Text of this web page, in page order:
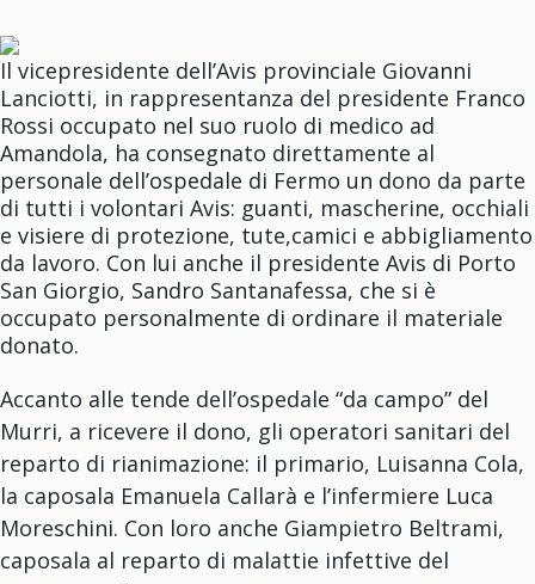
Il vicepresidente dell’Avis provinciale Giovanni
Lanciotti, in rappresentanza del presidente Franco
Rossi occupato nel suo ruolo di medico ad
Amandola, ha consegnato direttamente al
personale dell’ospedale di Fermo un dono da parte
di tutti i volontari Avis: guanti, mascherine, occhiali
e visiere di protezione, tute,camici e abbigliamento
da lavoro. Con lui anche il presidente Avis di Porto
San Giorgio, Sandro Santanafessa, che si è
occupato personalmente di ordinare il materiale
donato.
Accanto alle tende dell’ospedale “da campo” del
Murri, a ricevere il dono, gli operatori sanitari del
reparto di rianimazione: il primario, Luisanna Cola,
la caposala Emanuela Callarà e l’infermiere Luca
Moreschini. Con loro anche Giampietro Beltrami,
caposala al reparto di malattie infettive del